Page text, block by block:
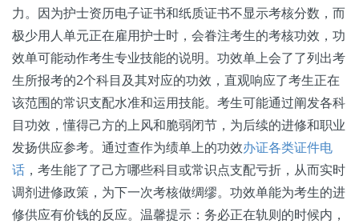
力。因为护士资历电子证书和纸质证书不显示考核分数，而
极少用人单元正在雇用护士时，会眷注考生的考核功效，功
效单可能动作考生专业技能的说明。功效单上会了了列出考
生所报考的2个科目及其对应的功效，直观响应了考生正在
该范围的常识支配水准和运用技能。考生可能通过阐发各科
目功效，懂得己方的上风和脆弱闭节，为后续的进修和职业
发扬供应参考。通过查作为绩单上的功效办证各类证件电
话 ，考生能了了己方哪些科目或常识点支配亏折，从而实时
调剂进修政策，为下一次考核做绸缪。功效单能为考生的进
修供应有价钱的反应。温馨提示：务必正在轨则的时候内，